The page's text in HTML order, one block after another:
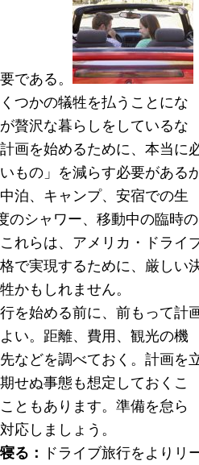
である。
つかの犠牲を払うことにな
贅沢な暮らしをしているな
画を始めるために、本当に
もの」を減らす必要がある
泊、キャンプ、安宿での生
のシャワー、移動中の臨時の
れらは、アメリカ・ドライ
で実現するために、厳しい
かもしれません。
を始める前に、前もって計
い。距離、費用、観光の機
などを調べておく。計画を
せぬ事態も想定しておくこ
ともあります。準備を怠ら
応しましょう。
る： ドライブ旅行をよりリ